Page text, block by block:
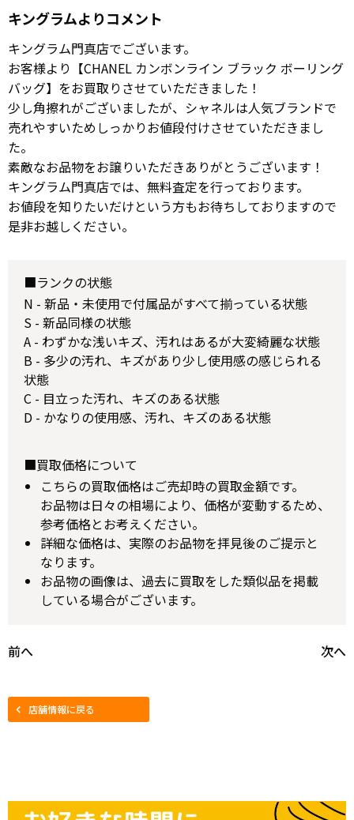
キングラムよりコメント
キングラム門真店でございます。
お客様より【CHANEL カンボンライン ブラック ボーリング
バッグ】をお買取りさせていただきました！
少し角擦れがございましたが、シャネルは人気ブランドで
売れやすいためしっかりお値段付けさせていただきまし
た。
素敵なお品物をお譲りいただきありがとうございます！
キングラム門真店では、無料査定を行っております。
お値段を知りたいだけという方もお待ちしておりますので
是非お越しください。
■ランクの状態
N - 新品・未使用で付属品がすべて揃っている状態
S - 新品同様の状態
A - わずかな浅いキズ、汚れはあるが大変綺麗な状態
B - 多少の汚れ、キズがあり少し使用感の感じられる
状態
C - 目立った汚れ、キズのある状態
D - かなりの使用感、汚れ、キズのある状態
■買取価格について
こちらの買取価格はご売却時の買取金額です。
お品物は日々の相場により、価格が変動するため、
参考価格とお考えください。
詳細な価格は、実際のお品物を拝見後のご提示と
なります。
お品物の画像は、過去に買取をした類似品を掲載
している場合がございます。
前へ 次へ
店舗情報に戻る